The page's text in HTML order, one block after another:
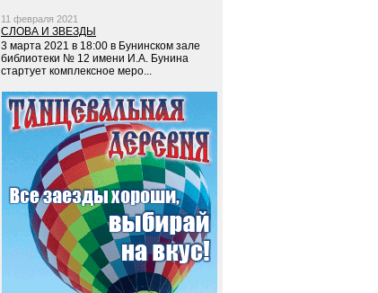
11 февраля 2021
СЛОВА И ЗВЕЗДЫ
3 марта 2021 в 18:00 в Бунинском зале
библиотеки № 12 имени И.А. Бунина
стартует комплексное меро...